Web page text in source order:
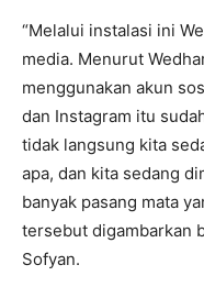
“Melalui instalasi ini
media. Menurut
menggunakan akun
dan Instagram itu
tidak langsung kita
apa, dan kita sedang
banyak pasang mata
tersebut digambarkan
Sofyan.